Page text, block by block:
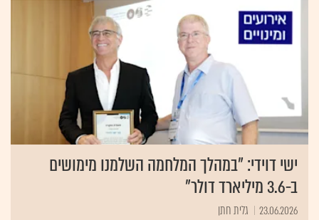
ישי דוידי: "במהלך המלחמה השלמנו מימושים
ב-3.6 מיליארד דולר"
23.06.2026 גלית חתן